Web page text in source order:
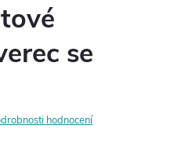
se
hodnocení